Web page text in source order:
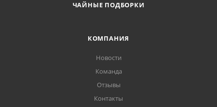
ЧАЙНЫЕ ПОДБОРКИ
КОМПАНИЯ
Новости
Команда
Отзывы
Контакты